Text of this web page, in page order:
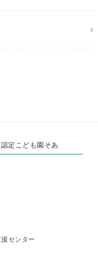
定こども園そあ
センター